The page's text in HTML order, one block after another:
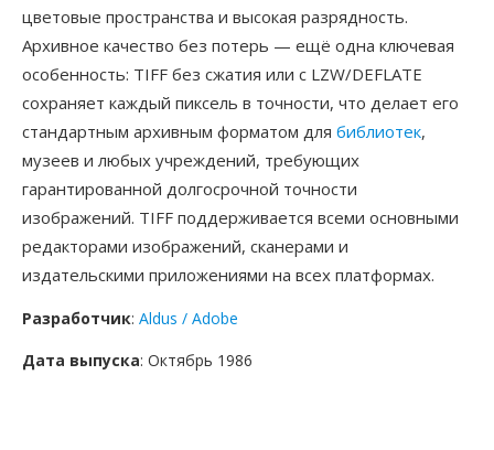
цветовые пространства и высокая разрядность.
Архивное качество без потерь — ещё одна ключевая
особенность: TIFF без сжатия или с LZW/DEFLATE
сохраняет каждый пиксель в точности, что делает его
стандартным архивным форматом для библиотек,
музеев и любых учреждений, требующих
гарантированной долгосрочной точности
изображений. TIFF поддерживается всеми основными
редакторами изображений, сканерами и
издательскими приложениями на всех платформах.
Разработчик: Aldus / Adobe
Дата выпуска: Октябрь 1986